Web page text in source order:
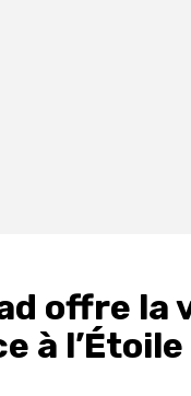
offre la
à